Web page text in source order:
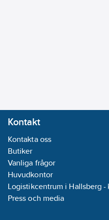
Kontakt
Kontakta oss
Butiker
Vanliga frågor
Huvudkontor
Logistikcentrum i Hallsberg
Press och media